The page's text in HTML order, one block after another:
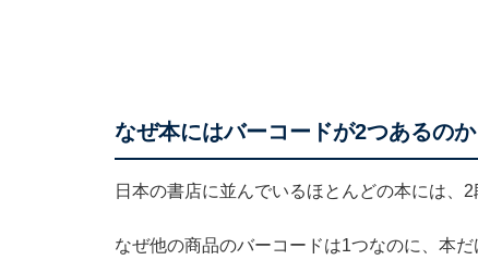
なぜ本にはバーコードが2つあるのか
日本の書店に並んでいるほとんどの本には、
なぜ他の商品のバーコードは1つなのに、本